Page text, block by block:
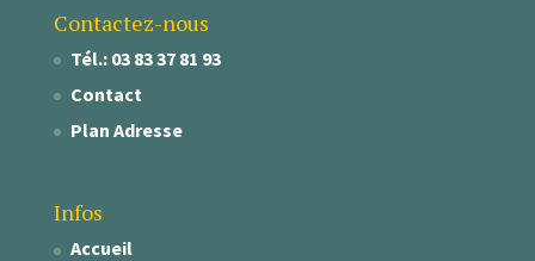
Contactez-nous
Tél.: 03 83 37 81 93
Contact
Plan Adresse
Infos
Accueil